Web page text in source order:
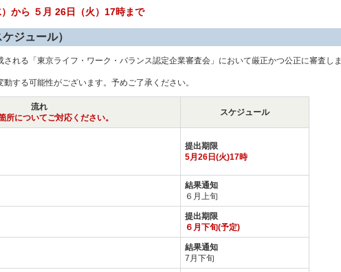
から ５月 26日（火）17時まで
ケジュール）
れる「東京ライフ・ワーク・バランス認定企業審査会」において厳正かつ公正に審査しま
する可能性がございます。予めご了承ください。
流れ
所についてご対応ください。
スケジュール
提出期限
5月26日(火)17時
結果通知
６月上旬
提出期限
６月下旬(予定)
結果通知
7月下旬